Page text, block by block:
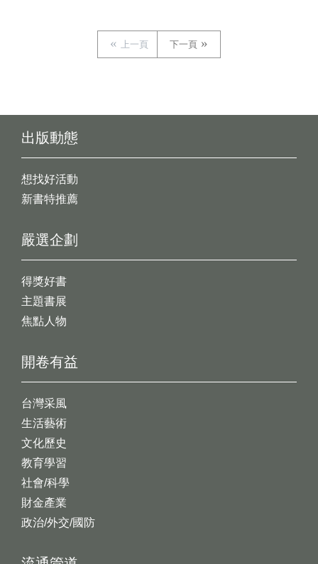
上一頁 下一頁
出版動態
想找好活動
新書特推薦
開卷有益
台灣采風
生活藝術
文化歷史
教育學習
社會/科學
財金產業
政治/外交/國防
嚴選企劃
得獎好書
主題書展
焦點人物